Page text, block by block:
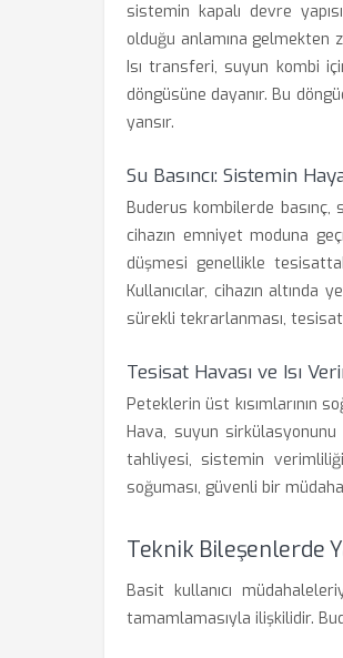
sistemin kapalı devre
olduğu anlamına gelmekten
Isı transferi, suyun kombi
döngüsüne dayanır. Bu
yansır.
Su Basıncı: Sistemin
Buderus kombilerde basınç,
cihazın emniyet moduna
düşmesi genellikle
Kullanıcılar, cihazın
sürekli tekrarlanması,
Tesisat Havası ve Isı
Peteklerin üst kısımlarının
Hava, suyun sirkülasyonunu
tahliyesi, sistemin
soğuması, güvenli bir
Teknik Bileşenlerde
Basit kullanıcı
tamamlamasıyla ilişkilidir.